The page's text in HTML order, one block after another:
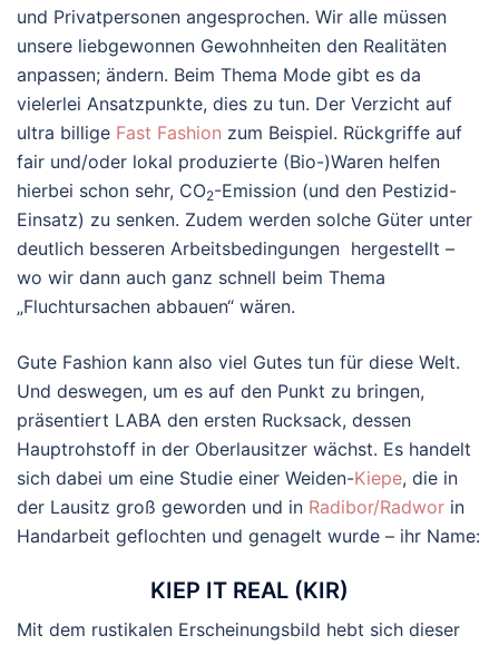
und Privatpersonen angesprochen. Wir alle müssen
unsere liebgewonnen Gewohnheiten den Realitäten
anpassen; ändern. Beim Thema Mode gibt es da
vielerlei Ansatzpunkte, dies zu tun. Der Verzicht auf
ultra billige Fast Fashion zum Beispiel. Rückgriffe auf
fair und/oder lokal produzierte (Bio-)Waren helfen
hierbei schon sehr, CO2-Emission (und den Pestizid-
Einsatz) zu senken. Zudem werden solche Güter unter
deutlich besseren Arbeitsbedingungen hergestellt –
wo wir dann auch ganz schnell beim Thema
„Fluchtursachen abbauen“ wären.
Gute Fashion kann also viel Gutes tun für diese Welt.
Und deswegen, um es auf den Punkt zu bringen,
präsentiert LABA den ersten Rucksack, dessen
Hauptrohstoff in der Oberlausitzer wächst. Es handelt
sich dabei um eine Studie einer Weiden-Kiepe, die in
der Lausitz groß geworden und in Radibor/Radwor in
Handarbeit geflochten und genagelt wurde – ihr Name:
KIEP IT REAL (KIR)
Mit dem rustikalen Erscheinungsbild hebt sich dieser